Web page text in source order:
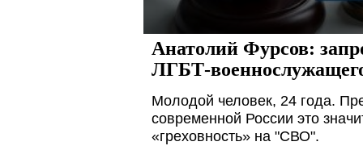
Анатолий Фурсов:
ЛГБТ-
Молодой человек, 24 года.
современной России это
«греховность» на "СВО".